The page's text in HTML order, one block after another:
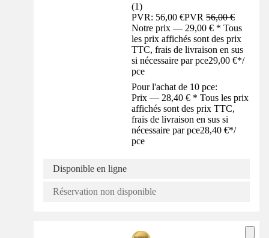
(1)
PVR: 56,00 €PVR56,00 €
Notre prix — 29,00 € * Tous
les prix affichés sont des prix
TTC, frais de livraison en sus
si nécessaire par pce29,00 €*/
pce
Pour l'achat de 10 pce:
Prix — 28,40 € * Tous les prix
affichés sont des prix TTC,
frais de livraison en sus si
nécessaire par pce28,40 €*/
pce
Disponible en ligne
Réservation non disponible